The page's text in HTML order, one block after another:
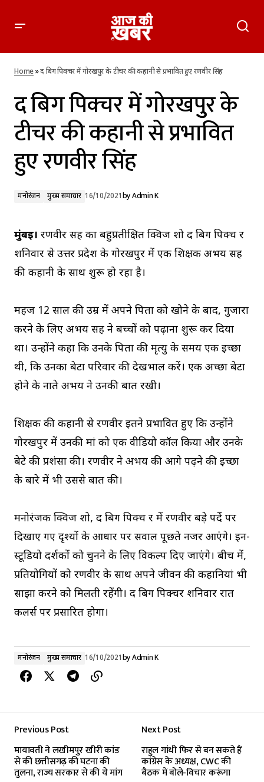
द बिग पिक्चर में गोरखपुुर के टीचर की कहानी से प्रभावित हुए रणवीर सिंह
Home»द बिग पिक्चर में गोरखपुुर के टीचर की कहानी से प्रभावित हुए रणवीर सिंह
द बिग पिक्चर में गोरखपुुर के
टीचर की कहानी से प्रभावित
हुए रणवीर सिंह
मनोरंजन मुख्य समाचार 16/10/2021byAdmin K
मुंबई। रणवीर सिंह का बहुप्रतीक्षित क्विज शो द बिग पिक्च र
शनिवार से उत्तर प्रदेश के गोरखपुर में एक शिक्षक अभय सिंह
की कहानी के साथ शुरू हो रहा है।
महज 12 साल की उम्र में अपने पिता को खोने के बाद, गुजारा
करने के लिए अभय सिंह ने बच्चों को पढ़ाना शुरू कर दिया
था। उन्होंने कहा कि उनके पिता की मृत्यु के समय एक इच्छा
थी, कि उनका बेटा परिवार की देखभाल करें। एक अच्छा बेटा
होने के नाते अभय ने उनकी बात रखी।
शिक्षक की कहानी से रणवीर इतने प्रभावित हुए कि उन्होंने
गोरखपुर में उनकी मां को एक वीडियो कॉल किया और उनके
बेटे की प्रशंसा की। रणवीर ने अभय की आगे पढ़ने की इच्छा
के बारे में भी उससे बात की।
मनोरंजक क्विज शो, द बिग पिक्च र में रणवीर बड़े पर्दे पर
दिखाए गए दृश्यों के आधार पर सवाल पूछते नजर आएंगे। इन-
स्टूडियो दर्शकों को चुनने के लिए विकल्प दिए जाएंगे। बीच में,
प्रतियोगियों को रणवीर के साथ अपने जीवन की कहानियां भी
साझा करने को मिलती रहेंगी। द बिग पिक्चर शनिवार रात
कलर्स पर प्रसारित होगा।
मनोरंजन मुख्य समाचार 16/10/2021byAdmin K
Previous Post
मायावती ने लखीमपुर खीरी कांड
से की छत्तीसगढ़ की घटना की
तुलना, राज्य सरकार से की ये मांग
Next Post
राहुल गांधी फिर से बन सकते हैं
कांग्रेस के अध्यक्ष, CWC की
बैठक में बोले-विचार करूंगा